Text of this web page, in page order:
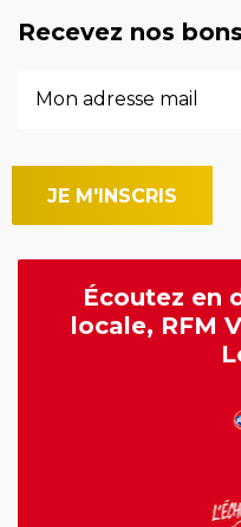
Recevez nos
Écoutez en
locale, RFM